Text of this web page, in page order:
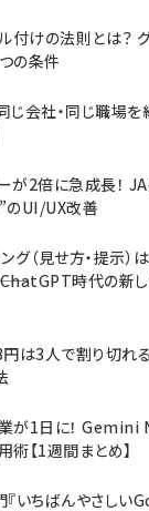
付けの法則とは？
の条件
じ会社・同じ職場を
が2倍に急成長！
のUI/UX改善
グ（見せ方・提示）
――ChatGPT時代の新
円は3人で割り切れ
が1日に！
【1週間まとめ】
いちばんやさしい